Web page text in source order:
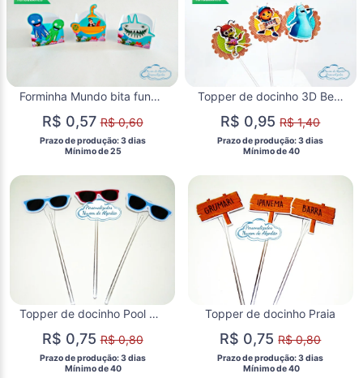
Forminha Mundo bita fundo do mar Tubarão
R$ 0,57R$ 0,60
Prazo de produção: 3 dias
  Mínimo de 25
Topper de docinho 3D Beat bugs
R$ 0,95R$ 1,40
Prazo de produção: 3 dias
  Mínimo de 40
Topper de docinho Pool Party/Praia
R$ 0,75R$ 0,80
Prazo de produção: 3 dias
  Mínimo de 40
Topper de docinho Praia
R$ 0,75R$ 0,80
Prazo de produção: 3 dias
  Mínimo de 40